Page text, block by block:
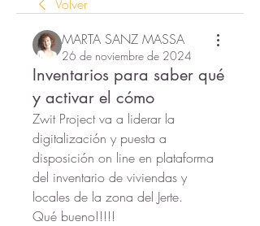
Volver
MARTA SANZ MASSA
26 de noviembre de 2024
Inventarios para saber qué
y activar el cómo
Zwit Project va a liderar la
digitalización y puesta a
disposición on line en plataforma
del inventario de viviendas y
locales de la zona del Jerte.
Qué bueno!!!!!